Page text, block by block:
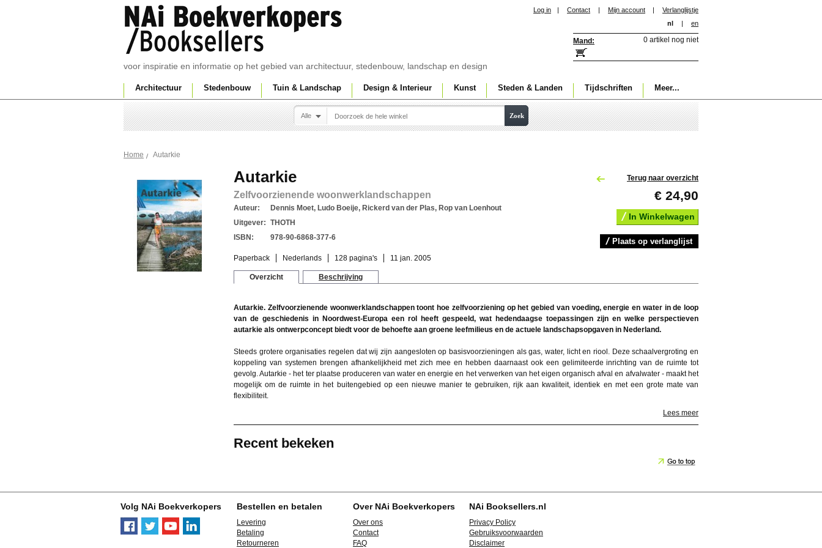
voor inspiratie en informatie op het gebied van architectuur, stedenbouw, landschap en design
Log in | Contact | Mijn account |
Verlanglijstje
nl
| en
Mand: 0 artikel nog niet
Architectuur Stedenbouw Tuin & Landschap Design & Interieur Kunst Steden & Landen Tijdschriften Meer...
Alle Zoek
Home Autarkie
Terug naar overzicht
€ 24,90
In Winkelwagen
Plaats op verlanglijst
Autarkie
Zelfvoorzienende woonwerklandschappen
Auteur:
Dennis Moet, Ludo Boeije, Rickerd van der Plas, Rop van Loenhout
Uitgever: THOTH
ISBN:
978-90-6868-377-6
Paperback Nederlands 128 pagina's 11 jan. 2005
Overzicht Beschrijving
Autarkie. Zelfvoorzienende woonwerklandschappen toont hoe zelfvoorziening op het gebied van voeding, energie en water in de loop
van de geschiedenis in Noordwest-Europa een rol heeft gespeeld, wat hedendaagse toepassingen zijn en welke perspectieven
autarkie als ontwerpconcept biedt voor de behoefte aan groene leefmilieus en de actuele landschapsopgaven in Nederland.
Steeds grotere organisaties regelen dat wij zijn aangesloten op basisvoorzieningen als gas, water, licht en riool. Deze schaalvergroting en
koppeling van systemen brengen afhankelijkheid met zich mee en hebben daarnaast ook een gelimiteerde inrichting van de ruimte tot
gevolg. Autarkie - het ter plaatse produceren van water en energie en het verwerken van het eigen organisch afval en afvalwater - maakt het
mogelijk om de ruimte in het buitengebied op een nieuwe manier te gebruiken, rijk aan kwaliteit, identiek en met een grote mate van
flexibiliteit.
Lees meer
Recent bekeken
Volg NAi Boekverkopers Bestellen en betalen
Levering
Betaling
Retourneren
Over NAi Boekverkopers
Over ons
Contact
FAQ
NAi Booksellers.nl
Privacy Policy
Gebruiksvoorwaarden
Disclaimer